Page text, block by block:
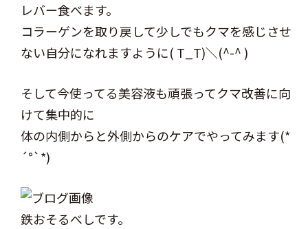
レバー食べます。
コラーゲンを取り戻して少しでもクマを感じさせ
ない自分になれますように( T_T)＼(^-^ )
そして今使ってる美容液も頑張ってクマ改善に向
けて集中的に
体の内側からと外側からのケアでやってみます(*
´°`*)
鉄おそるべしです。